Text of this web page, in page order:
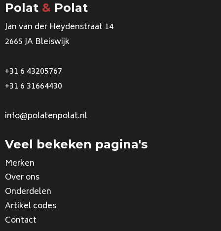
Polat & Polat
Jan van der Heydenstraat 14
2665 JA Bleiswijk
+31 6 43205767
+31 6 31664430
info@polatenpolat.nl
Veel bekeken pagina's
Merken
Over ons
Onderdelen
Artikel codes
Contact